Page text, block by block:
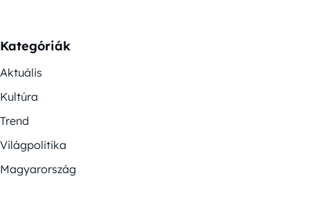
Kategóriák
Aktuális
Kultúra
Trend
Világpolitika
Magyarország